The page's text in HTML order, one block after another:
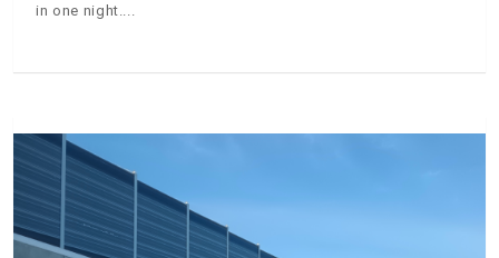
in one night.